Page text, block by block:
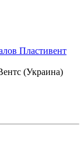
Пластивент
(Украина)